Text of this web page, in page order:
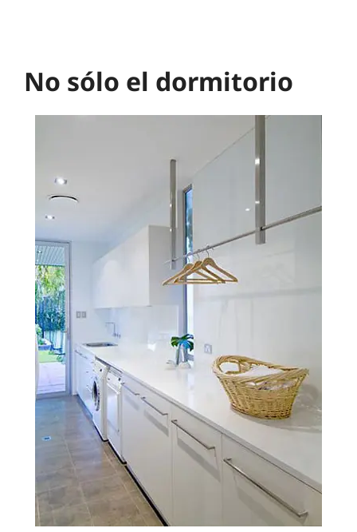
No sólo el dormitorio